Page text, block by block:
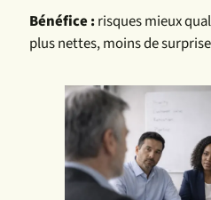
Bénéfice :risques mieux
plus nettes, moins de